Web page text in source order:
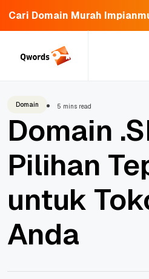
Cari Domain Murah
Domain 5 mins read
Domain
Pilihan
untuk
Anda